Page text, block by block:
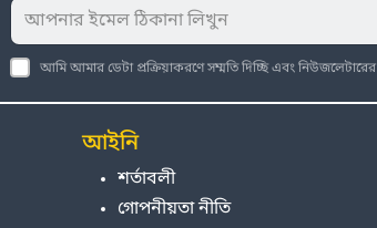
আমি আমার ডেটা প্রক্রিয়াকরণে সম্মতি দিচ্ছি এবং নিউজলেটারের
আইনি
শর্তাবলী
গোপনীয়তা নীতি